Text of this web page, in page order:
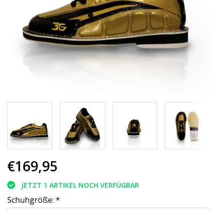
€169,95
JETZT 1 ARTIKEL NOCH VERFÜGBAR
Schuhgröße: *